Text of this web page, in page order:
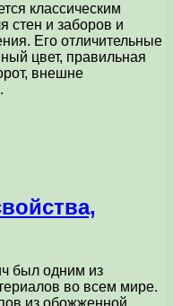
классическим
стен и заборов и
Его отличительные
цвет, правильная
внешне
был одним из
во всем мире.